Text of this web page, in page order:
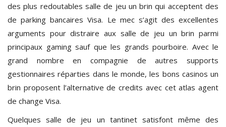
des plus redoutables salle de jeu un brin qui acceptent des
de parking bancaires Visa. Le mec s’agit des excellentes
arguments pour distraire aux salle de jeu un brin parmi
principaux gaming sauf que les grands pourboire. Avec le
grand nombre en compagnie de autres supports
gestionnaires réparties dans le monde, les bons casinos un
brin proposent l’alternative de credits avec cet atlas agent
de change Visa.
Quelques salle de jeu un tantinet satisfont même des